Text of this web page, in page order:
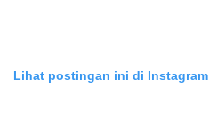
Lihat postingan ini di Instagram